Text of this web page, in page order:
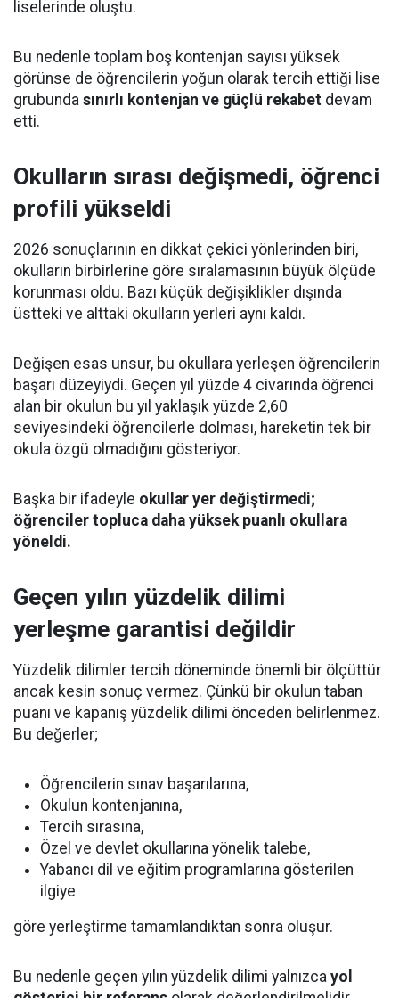
liselerinde oluştu.
Bu nedenle toplam boş kontenjan sayısı yüksek
görünse de öğrencilerin yoğun olarak tercih ettiği lise
grubunda sınırlı kontenjan ve güçlü rekabet devam
etti.
Okulların sırası değişmedi, öğrenci
profili yükseldi
2026 sonuçlarının en dikkat çekici yönlerinden biri,
okulların birbirlerine göre sıralamasının büyük ölçüde
korunması oldu. Bazı küçük değişiklikler dışında
üstteki ve alttaki okulların yerleri aynı kaldı.
Değişen esas unsur, bu okullara yerleşen öğrencilerin
başarı düzeyiydi. Geçen yıl yüzde 4 civarında öğrenci
alan bir okulun bu yıl yaklaşık yüzde 2,60
seviyesindeki öğrencilerle dolması, hareketin tek bir
okula özgü olmadığını gösteriyor.
Başka bir ifadeyle okullar yer değiştirmedi;
öğrenciler topluca daha yüksek puanlı okullara
yöneldi.
Geçen yılın yüzdelik dilimi
yerleşme garantisi değildir
Yüzdelik dilimler tercih döneminde önemli bir ölçüttür
ancak kesin sonuç vermez. Çünkü bir okulun taban
puanı ve kapanış yüzdelik dilimi önceden belirlenmez.
Bu değerler;
Öğrencilerin sınav başarılarına,
Okulun kontenjanına,
Tercih sırasına,
Özel ve devlet okullarına yönelik talebe,
Yabancı dil ve eğitim programlarına gösterilen
ilgiye
göre yerleştirme tamamlandıktan sonra oluşur.
Bu nedenle geçen yılın yüzdelik dilimi yalnızca yol